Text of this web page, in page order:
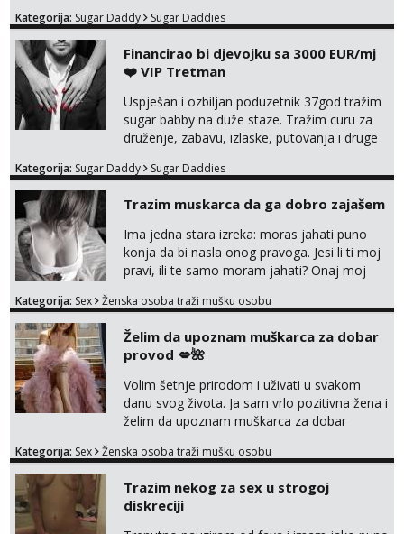
Kategorija: Sugar Daddy Sugar Daddies
Financirao bi djevojku sa 3000 EUR/mj
❤️ VIP Tretman
Uspješan i ozbiljan poduzetnik 37god tražim
sugar babby na duže staze. Tražim curu za
druženje, zabavu, izlaske, putovanja i druge
otvorena, komunikativna, zgodna i atraktivna
markodalic37@gmail.com
Kategorija: Sugar Daddy Sugar Daddies
Trazim muskarca da ga dobro zajašem
Ima jedna stara izreka: moras jahati puno
konja da bi nasla onog pravoga. Jesi li ti moj
pravi, ili te samo moram jahati? Onaj moj
na sexdater link i javi mi se tamo....
Kategorija: Sex Ženska osoba traži mušku osobu
Želim da upoznam muškarca za dobar
provod 💋🌺
Volim šetnje prirodom i uživati u svakom
danu svog života. Ja sam vrlo pozitivna žena i
želim da upoznam muškarca za dobar
na link ispod i nadji me tamo, cekam te!
Kategorija: Sex Ženska osoba traži mušku osobu
Trazim nekog za sex u strogoj
diskreciji